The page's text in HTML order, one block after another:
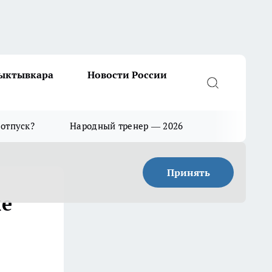
Новости России
Народный тренер — 2026
Принять